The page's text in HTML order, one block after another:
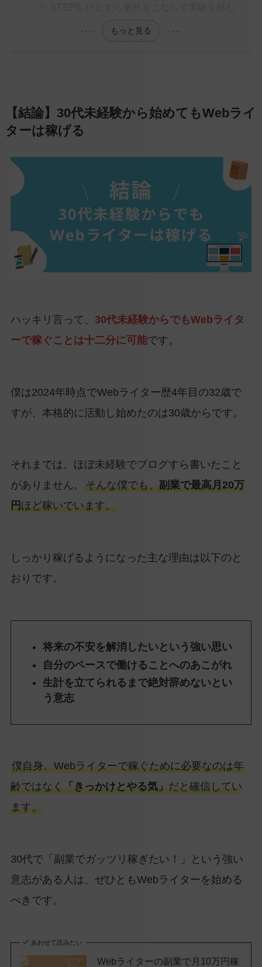
もっと見る
【結論】30代未経験から始めてもWebライ
ターは稼げる
ハッキリ言って、 30代未経験からでもWebライタ
ーで稼ぐことは十二分に可能です。
僕は2024年時点でWebライター歴4年目の32歳で
すが、本格的に活動し始めたのは30歳からです。
それまでは、ほぼ未経験でブログすら書いたこと
がありません。 そんな僕でも、副業で最高月20万
円ほど稼いでいます。
しっかり稼げるようになった主な理由は以下のと
おりです。
将来の不安を解消したいという強い思い
自分のペースで働けることへのあこがれ
生計を立てられるまで絶対辞めないとい
う意志
僕自身、Webライターで稼ぐために必要なのは年
齢ではなく「きっかけとやる気」だと確信してい
ます。
30代で「副業でガッツリ稼ぎたい！」という強い
意志がある人は、ぜひともWebライターを始める
べきです。
あわせて読みたい
Webライターの副業で月10万円稼